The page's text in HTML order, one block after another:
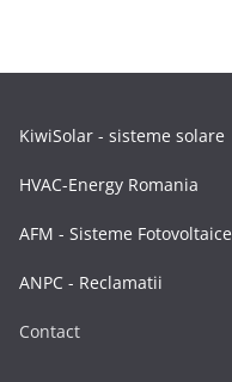
KiwiSolar - sisteme solare
HVAC-Energy Romania
AFM - Sisteme Fotovoltaice
ANPC - Reclamatii
Contact